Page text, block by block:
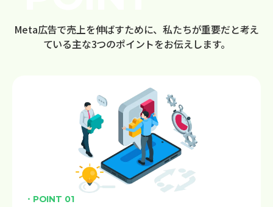
Meta広告で売上を伸ばすために、私たちが重要だと考え
ている主な3つのポイントをお伝えします。
・POINT 01